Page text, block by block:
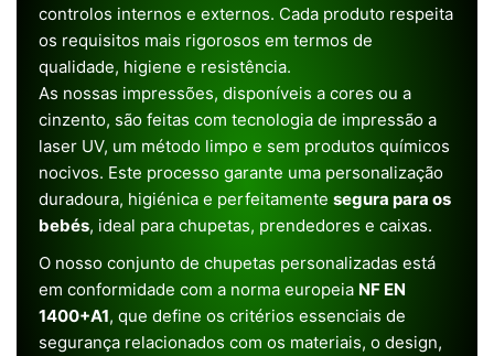
controlos internos e externos. Cada produto respeita
os requisitos mais rigorosos em termos de
qualidade, higiene e resistência.
As nossas impressões, disponíveis a cores ou a
cinzento, são feitas com tecnologia de impressão a
laser UV, um método limpo e sem produtos químicos
nocivos. Este processo garante uma personalização
duradoura, higiénica e perfeitamente segura para os
bebés, ideal para chupetas, prendedores e caixas.
O nosso conjunto de chupetas personalizadas está
em conformidade com a norma europeia NF EN
1400+A1, que define os critérios essenciais de
segurança relacionados com os materiais, o design,